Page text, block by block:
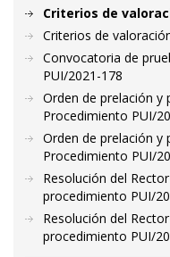
Criterios de
Criterios de
Convocatoria de
PUI/2021-178
Orden de prelación y
Procedimiento PUI/
Orden de prelación y
Procedimiento PUI/
Resolución del
procedimiento PUI/
Resolución del
procedimiento PUI/